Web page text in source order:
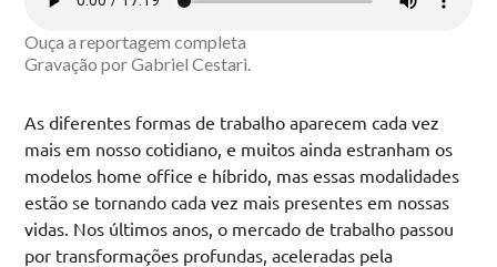
Ouça a reportagem completa
Gravação por Gabriel Cestari.
As diferentes formas de trabalho aparecem cada vez
mais em nosso cotidiano, e muitos ainda estranham os
modelos home office e híbrido, mas essas modalidades
estão se tornando cada vez mais presentes em nossas
vidas. Nos últimos anos, o mercado de trabalho passou
por transformações profundas, aceleradas pela